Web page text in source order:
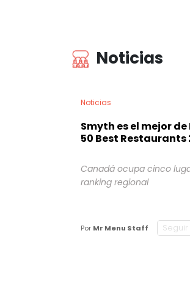
Noticias
Noticias
Smyth es el mejor
50 Best Restaurants
Canadá ocupa cinco
ranking regional
Por Mr Menu Staff Seguir